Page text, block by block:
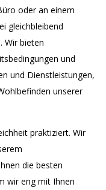
oder an einem
gleichbleibend
Wir bieten
und
und Dienstleistungen,
unserer
praktiziert. Wir
die besten
wir eng mit Ihnen